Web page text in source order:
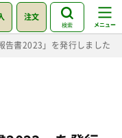
注文
検索
告書2023」を発行しました